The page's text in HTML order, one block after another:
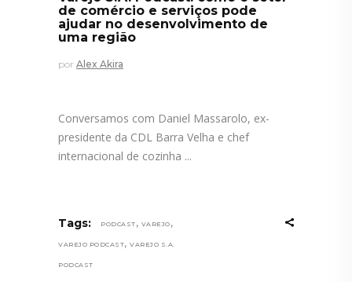
de comércio e serviços pode
ajudar no desenvolvimento de
uma região
por Alex Akira
Conversamos com Daniel Massarolo, ex-
presidente da CDL Barra Velha e chef
internacional de cozinha
Tags: PODCAST , VAREJO ,
VAREJO PODCAST, VAREJO S.A.
PODCAST